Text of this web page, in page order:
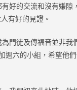
好的交流和沒有嫌隙
有好的見證。
門徒及傳福音並非我
週六的小組，希望他